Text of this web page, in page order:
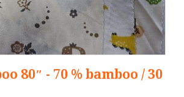
80″ - 70 % bamboo / 30